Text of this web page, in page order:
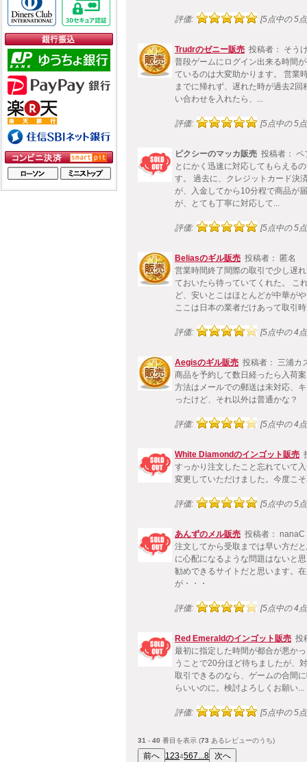
評価: [5点中の 5
Trudrのゼニー販売 投稿者： そう
普段ゲームにログイン出来る時間
ているのは大変助かります。 営業
までに帰れず、遅れた時が過去2
い合わせを入れたら、...
評価: [5点中の 5
ピクシーのマッカ販売 投稿者： ペ
とにかく迅速に対応してもらえる
す。 過去に、クレジットカード決
が、入金してから10分程で商品が
が、とても丁寧に対応して...
評価: [5点中の 5
Beliasのギル販売 投稿者： 匿名
営業時間終了間際の取引で少し遅
ておいたら待っていてくれた。 こ
ど、安いとこはほとんどが中華が
ここは日本の業者だけあって取引
評価: [5点中の 4
Aegisのギル販売 投稿者： 三浦カ
商品を予約して数日経ったら入荷
方法はメールでの郵送は未対応、
ったけど、それ以外は普通かな？
評価: [5点中の 4
White Diamondのインゴット販売
すっかり注文したこと忘れていて
変更していただけました。今度こ
評価: [5点中の 5
あんずのメル販売 投稿者： nanaC
注文してから受取までは早い方だ
に心配になるような問題はないと
勧めできるサイトだと思います。
が・・・
評価: [5点中の 4
Red Emeraldのインゴット販売 投
最初に指定した時間が都合が悪か
うことで20分ほど待ちましたが、
取引できるのなら、ゲームの合間
らいいのに。検討よろしくお願い...
評価: [5点中の 5
31 - 40 番目を表示 (73 あるレビューのうち)
1234567...8